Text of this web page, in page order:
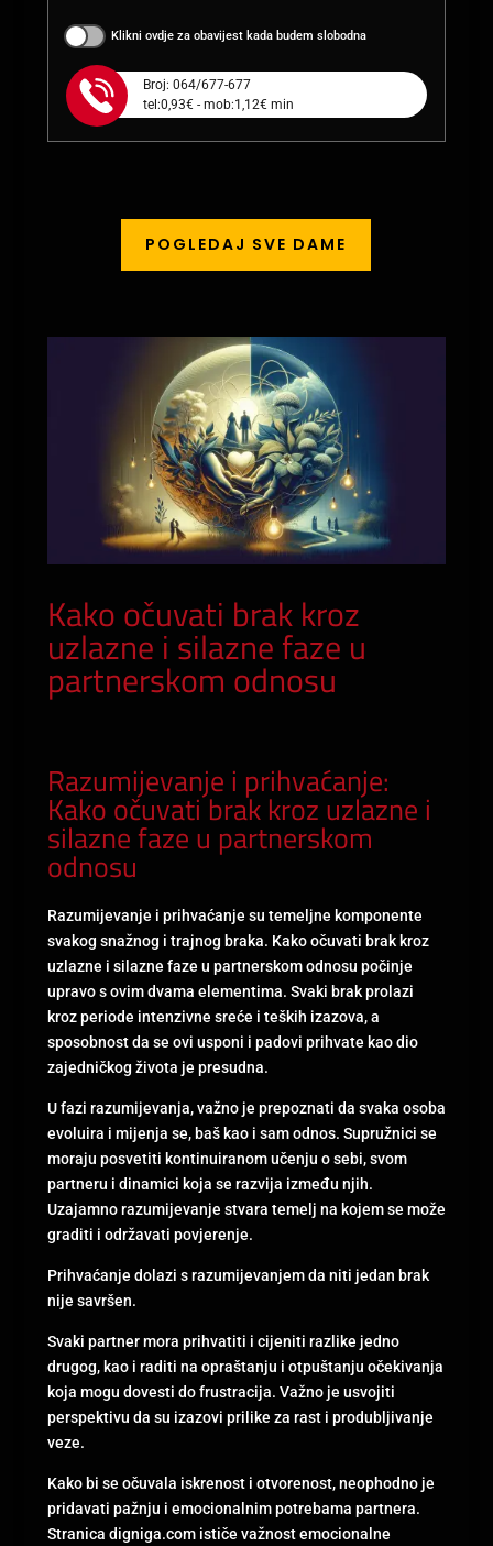
Klikni ovdje za obavijest kada budem slobodna
Broj: 064/677-677
tel:0,93€ - mob:1,12€ min
POGLEDAJ SVE DAME
Kako očuvati brak kroz
uzlazne i silazne faze u
partnerskom odnosu
Razumijevanje i prihvaćanje:
Kako očuvati brak kroz uzlazne i
silazne faze u partnerskom
odnosu
Razumijevanje i prihvaćanje su temeljne komponente
svakog snažnog i trajnog braka. Kako očuvati brak kroz
uzlazne i silazne faze u partnerskom odnosu počinje
upravo s ovim dvama elementima. Svaki brak prolazi
kroz periode intenzivne sreće i teških izazova, a
sposobnost da se ovi usponi i padovi prihvate kao dio
zajedničkog života je presudna.
U fazi razumijevanja, važno je prepoznati da svaka osoba
evoluira i mijenja se, baš kao i sam odnos. Supružnici se
moraju posvetiti kontinuiranom učenju o sebi, svom
partneru i dinamici koja se razvija između njih.
Uzajamno razumijevanje stvara temelj na kojem se može
graditi i održavati povjerenje.
Prihvaćanje dolazi s razumijevanjem da niti jedan brak
nije savršen.
Svaki partner mora prihvatiti i cijeniti razlike jedno
drugog, kao i raditi na opraštanju i otpuštanju očekivanja
koja mogu dovesti do frustracija. Važno je usvojiti
perspektivu da su izazovi prilike za rast i produbljivanje
veze.
Kako bi se očuvala iskrenost i otvorenost, neophodno je
pridavati pažnju i emocionalnim potrebama partnera.
Stranica digniga.com ističe važnost emocionalne